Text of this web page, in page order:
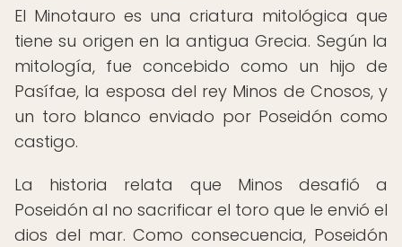
El Minotauro es una criatura mitológica que
tiene su origen en la antigua Grecia. Según la
mitología, fue concebido como un hijo de
Pasífae, la esposa del rey Minos de Cnosos, y
un toro blanco enviado por Poseidón como
castigo.
La historia relata que Minos desafió a
Poseidón al no sacrificar el toro que le envió el
dios del mar. Como consecuencia, Poseidón